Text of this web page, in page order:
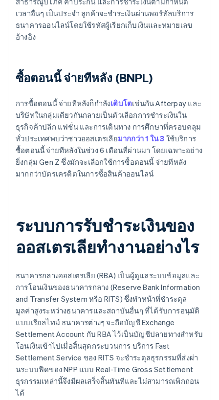
เวลาอื่นๆ เป็นประจำ ลูกค้าจะชำระเงินผ่านพอร์ทัลบริการ
ธนาคารออนไลน์โดยใช้รหัสผู้เรียกเก็บเงินและหมายเลข
อ้างอิง
ซื้อตอนนี้ จ่ายทีหลัง (BNPL)
การซื้อตอนนี้ จ่ายทีหลังก็กำลังเติบโตเช่นกัน Afterpay และ
บริษัทในกลุ่มเดียวกันกลายเป็นตัวเลือกการชำระเงินใน
ธุรกิจค้าปลีก แฟชั่น และการเดินทาง การศึกษาที่ครอบคลุม
ทั่วประเทศพบว่าชาวออสเตรเลียมากกว่า 1 ใน 3 ใช้บริการ
ซื้อตอนนี้ จ่ายทีหลังในช่วง 6 เดือนที่ผ่านมา โดยเฉพาะอย่าง
ยิ่งกลุ่ม Gen Z ซึ่งมักจะเลือกใช้การซื้อตอนนี้ จ่ายทีหลัง
มากกว่าบัตรเครดิตในการซื้อสินค้าออนไลน์
ระบบการรับชำระเงินของ
ออสเตรเลียทำงานอย่างไร
ธนาคารกลางออสเตรเลีย (RBA) เป็นผู้ดูแลระบบข้อมูลและ
การโอนเงินของธนาคารกลาง (Reserve Bank Information
and Transfer System หรือ RITS) ซึ่งทำหน้าที่ชำระดุล
มูลค่าสูงระหว่างธนาคารและสถาบันอื่นๆ ที่ได้รับการอนุมัติ
แบบเรียลไทม์ ธนาคารต่างๆ จะถือบัญชี Exchange
Settlement Account กับ RBA ไว้เป็นบัญชีปลายทางสำหรับ
โอนเงินเข้าไปเมื่อสิ้นสุดกระบวนการ บริการ Fast
Settlement Service ของ RITS จะชำระดุลธุรกรรมที่ส่งผ่า
นระบบฟีดของ NPP แบบ Real-Time Gross Settlement
ธุรกรรมเหล่านี้จึงมีผลเสร็จสิ้นทันทีและไม่สามารถเพิกถอน
ได้